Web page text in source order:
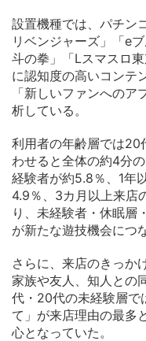
設置機種では、パチン
リベンジャーズ」「e
斗の拳」「Lスマスロ
に認知度の高いコンテ
「新しいファンへの
析している。
利用者の年齢層では20
わせると全体の約4分
経験者が約5.8％、1年
4.9％、3カ月以上来店
り、未経験者・休眠層
が新たな遊技機会につ
さらに、来店のきっか
家族や友人、知人との
代・20代の未経験層で
て」が来店理由の最多
心となっていた。